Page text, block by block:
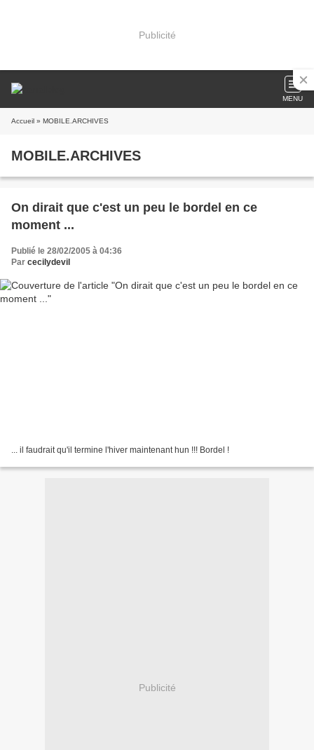
Publicité
MENU
Accueil » MOBILE.ARCHIVES
MOBILE.ARCHIVES
On dirait que c'est un peu le bordel en ce
moment ...
Publié le 28/02/2005 à 04:36
Par cecilydevil
... il faudrait qu'il termine l'hiver maintenant hun !!! Bordel !
Publicité